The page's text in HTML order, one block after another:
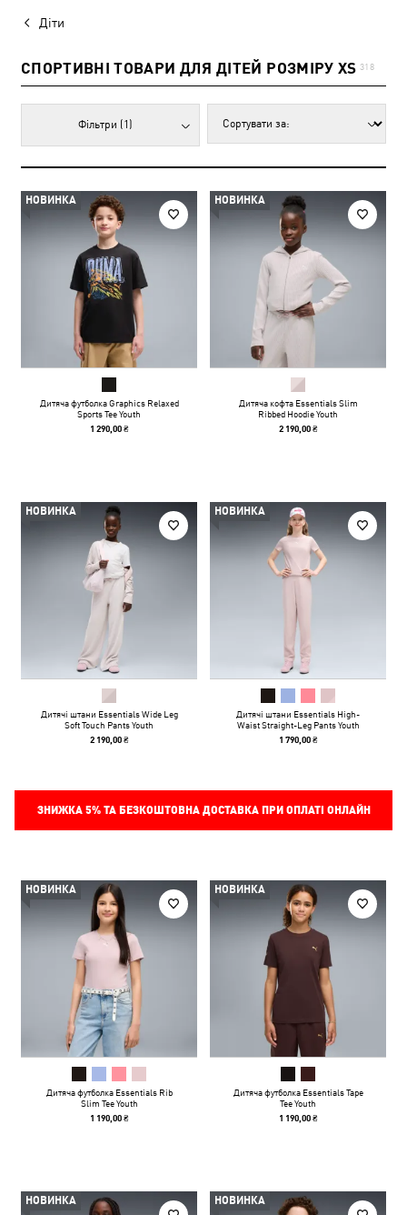
Діти
СПОРТИВНІ ТОВАРИ ДЛЯ ДІТЕЙ РОЗМІРУ XS 318
Фільтри (1)
НОВИНКА
Дитяча футболка Graphics Relaxed
Sports Tee Youth
1 290,00 ₴
НОВИНКА
Дитяча кофта Essentials Slim
Ribbed Hoodie Youth
2 190,00 ₴
НОВИНКА
Дитячі штани Essentials Wide Leg
Soft Touch Pants Youth
2 190,00 ₴
НОВИНКА
Дитячі штани Essentials High-
Waist Straight-Leg Pants Youth
1 790,00 ₴
ЗНИЖКА 5%ТА БЕЗКОШТОВНА ДОСТАВКА ПРИ ОПЛАТІ ОНЛАЙН
НОВИНКА
Дитяча футболка Essentials Rib
Slim Tee Youth
1 190,00 ₴
НОВИНКА
Дитяча футболка Essentials Tape
Tee Youth
1 190,00 ₴
НОВИНКА НОВИНКА